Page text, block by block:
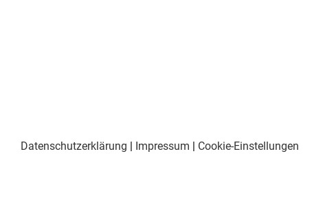
Datenschutzerklärung | Impressum | Cookie-Einstellungen